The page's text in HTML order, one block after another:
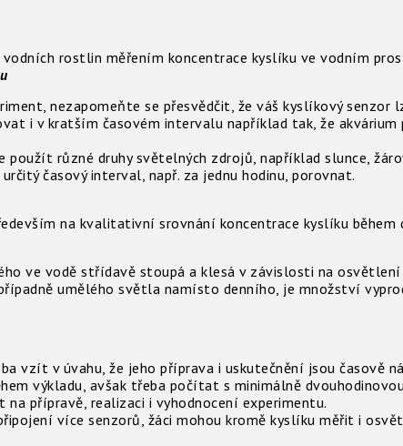
rostlin měřením koncentrace kyslíku ve vodním
nezapomeňte se přesvědčit, že váš kyslíkový
i v kratším časovém intervalu například tak, že
použít různé druhy světelných zdrojů, například slunce,
časový interval, např. za jednu hodinu, porovnat.
na kvalitativní srovnání koncentrace kyslíku během
ve vodě střídavě stoupá a klesá v závislosti na osvětlení
umělého světla namísto denního, je množství
vzít v úvahu, že jeho příprava i uskutečnění jsou časově
výkladu, avšak třeba počítat s minimálně
přípravě, realizaci i vyhodnocení experimentu.
více senzorů, žáci mohou kromě kyslíku měřit i